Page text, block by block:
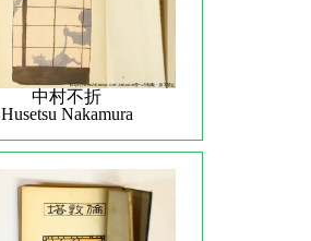
中村不折
Husetsu Nakamura